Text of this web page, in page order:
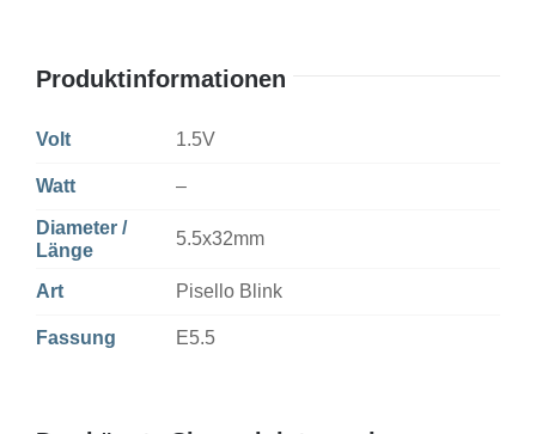
Produktinformationen
Volt 1.5V
Watt –
Diameter /
Länge
5.5x32mm
Art Pisello Blink
Fassung E5.5